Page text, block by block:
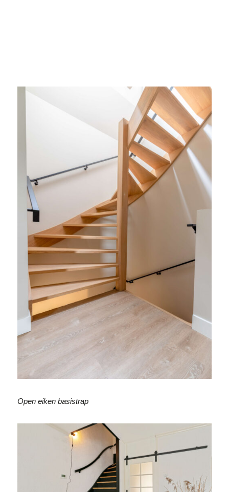
Open eiken basistrap